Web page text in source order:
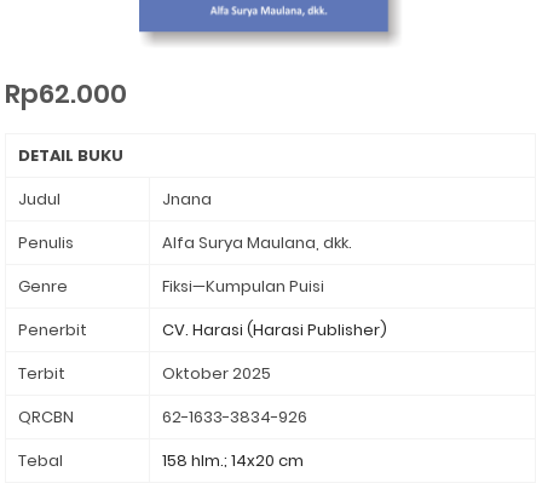
Rp62.000
DETAIL BUKU
Judul
Jnana
Penulis
Alfa Surya Maulana, dkk.
Genre
Fiksi—Kumpulan Puisi
Penerbit
Terbit
Oktober 2025
QRCBN
62-1633-3834-926
Tebal
158 hlm.; 14x20 cm